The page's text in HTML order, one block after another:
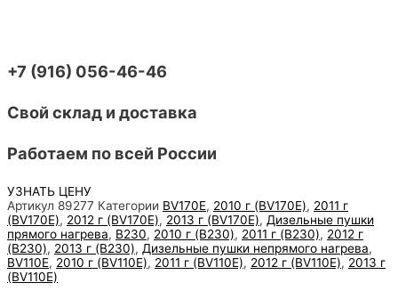
+7 (916) 056-46-46
Свой склад и доставка
Работаем по всей России
УЗНАТЬ ЦЕНУ
Артикул 89277 Категории BV170E, 2010 г (BV170E), 2011 г
(BV170E), 2012 г (BV170E), 2013 г (BV170E), Дизельные пушки
прямого нагрева, B230, 2010 г (B230), 2011 г (B230), 2012 г
(B230), 2013 г (B230), Дизельные пушки непрямого нагрева,
BV110E, 2010 г (BV110E), 2011 г (BV110E), 2012 г (BV110E), 2013 г
(BV110E)